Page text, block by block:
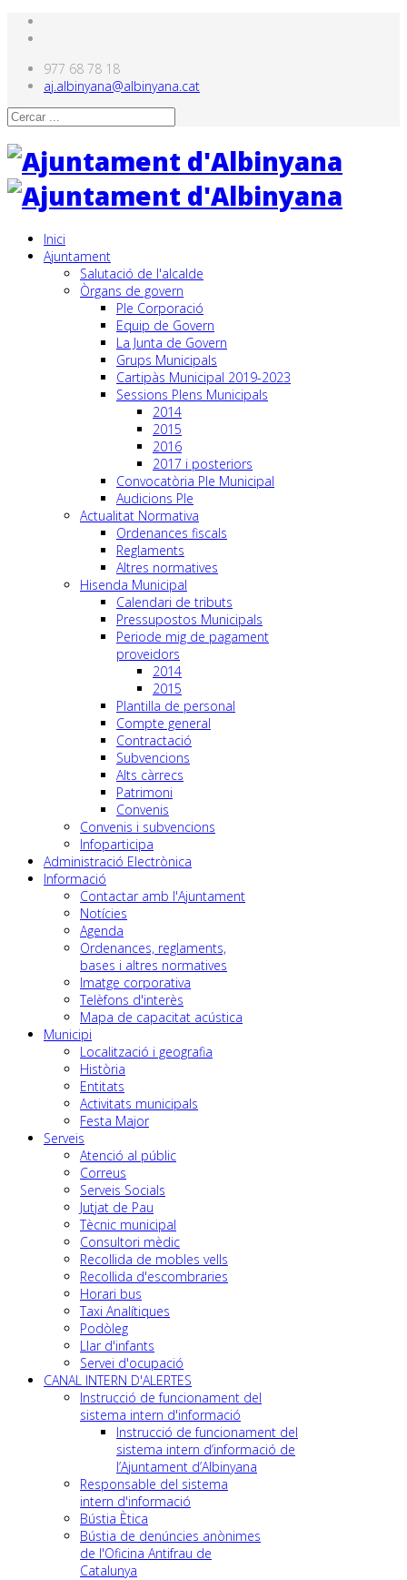
977 68 78 18
aj.albinyana@albinyana.cat
Inici
Ajuntament
Salutació de l'alcalde
Òrgans de govern
Ple Corporació
Equip de Govern
La Junta de Govern
Grups Municipals
Cartipàs Municipal 2019-2023
Sessions Plens Municipals
2014
2015
2016
2017 i posteriors
Convocatòria Ple Municipal
Audicions Ple
Actualitat Normativa
Ordenances fiscals
Reglaments
Altres normatives
Hisenda Municipal
Calendari de tributs
Pressupostos Municipals
Periode mig de pagament
proveidors
2014
2015
Plantilla de personal
Compte general
Contractació
Subvencions
Alts càrrecs
Patrimoni
Convenis
Convenis i subvencions
Infoparticipa
Administració Electrònica
Informació
Contactar amb l'Ajuntament
Notícies
Agenda
Ordenances, reglaments,
bases i altres normatives
Imatge corporativa
Telèfons d'interès
Mapa de capacitat acústica
Municipi
Localització i geografia
Història
Entitats
Activitats municipals
Festa Major
Serveis
Atenció al públic
Correus
Serveis Socials
Jutjat de Pau
Tècnic municipal
Consultori mèdic
Recollida de mobles vells
Recollida d'escombraries
Horari bus
Taxi Analítiques
Podòleg
Llar d'infants
Servei d'ocupació
CANAL INTERN D'ALERTES
Instrucció de funcionament del
sistema intern d'informació
Instrucció de funcionament del
sistema intern d’informació de
l’Ajuntament d’Albinyana
Responsable del sistema
intern d'informació
Bústia Ètica
Bústia de denúncies anònimes
de l'Oficina Antifrau de
Catalunya